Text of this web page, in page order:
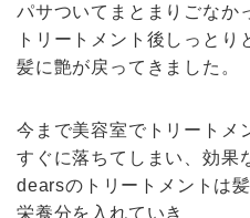
パサついてまとまりごなか
トリートメント後しっとり
髪に艶が戻ってきました。
今まで美容室でトリートメ
すぐに落ちてしまい、効果
dearsのトリートメントは
栄養分を入れていき